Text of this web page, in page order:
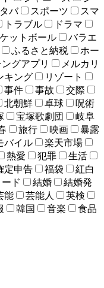
バ スポーツ
スマ
トラブル
ドラマ
ットボール
バラエ
ふるさと納税
ホー
グアプリ
メルカリ
キング
リゾート
事件 事故
交際
北朝鮮 卓球
呪術
宝塚歌劇団
岐阜
旅行 映画
暴露
バイル
楽天市場
熱愛 犯罪
生活
定申告 福袋
紅白
ド 結婚
結婚発
能 芸能人
英検
韓国 音楽
食品